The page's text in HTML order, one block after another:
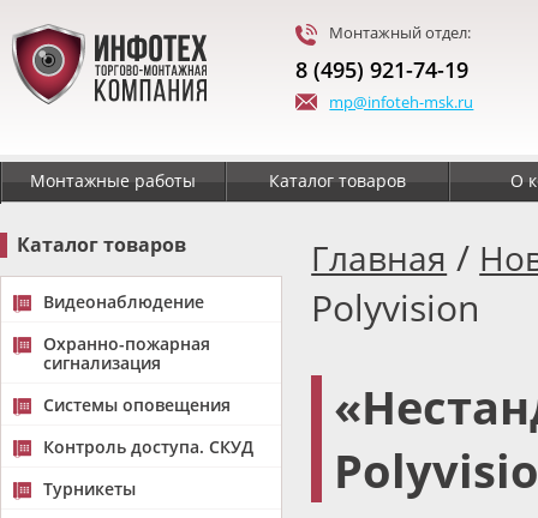
Монтажный отдел:
8 (495) 921-74-19
mp@infoteh-msk.ru
Монтажные работы Каталог товаров О
Каталог товаров
Видеонаблюдение
Охранно-пожарная
сигнализация
Системы оповещения
Контроль доступа. СКУД
Турникеты
Главная /
Polyvision